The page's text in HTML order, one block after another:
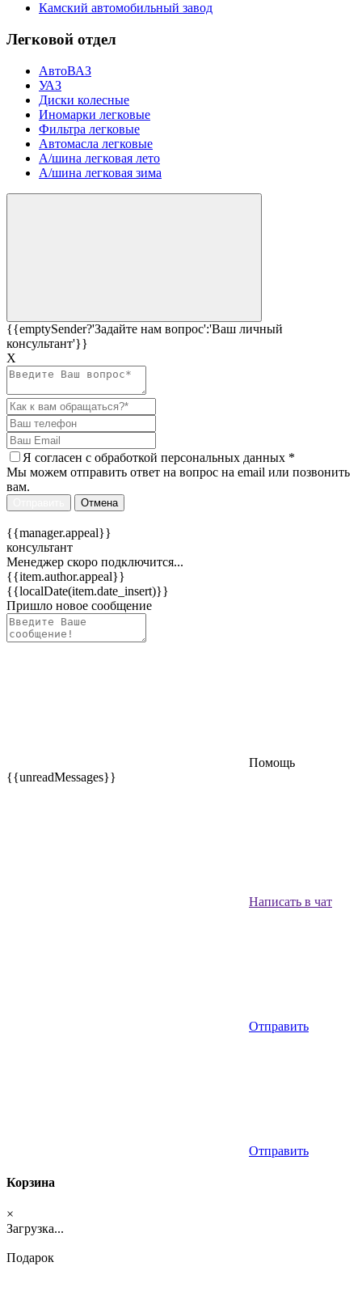
Камский автомобильный завод
Легковой отдел
АвтоВАЗ
УАЗ
Диски колесные
Иномарки легковые
Фильтра легковые
Автомасла легковые
А/шина легковая лето
А/шина легковая зима
{{emptySender?'Задайте нам вопрос':'Ваш личный
консультант'}}
Х
Я согласен c обработкой персональных данных *
Мы можем отправить ответ на вопрос на email или позвонить
вам.
Отмена
{{manager.appeal}}
консультант
Менеджер скоро подключится...
{{item.author.appeal}}
{{localDate(item.date_insert)}}
Пришло новое сообщение
Помощь
{{unreadMessages}}
Написать в чат
Отправить
Отправить
Корзина
×
Загрузка...
Подарок